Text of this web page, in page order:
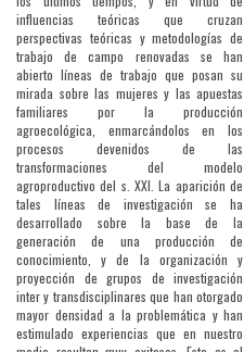
influencias teóricas que cruzan
perspectivas teóricas y metodologías de
trabajo de campo renovadas se han
abierto líneas de trabajo que posan su
mirada sobre las mujeres y las apuestas
familiares por la producción
agroecológica, enmarcándolos en los
procesos devenidos de las
transformaciones del modelo
agroproductivo del s. XXI. La aparición de
tales líneas de investigación se ha
desarrollado sobre la base de la
generación de una producción de
conocimiento, y de la organización y
proyección de grupos de investigación
inter y transdisciplinares que han otorgado
mayor densidad a la problemática y han
estimulado experiencias que en nuestro